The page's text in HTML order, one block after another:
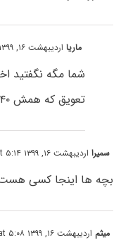
ماریااردیبهشت ۱۶, ۱۳۹۹ at ۵:۳۱ ب٫ظ
شما مگه نگفتید
تعویق که همش ۴۰ روزه
سمیرااردیبهشت ۱۶, ۱۳۹۹ at ۵:۱۴ ب٫ظ
بچه ها اینجا کسی هست
میثم اردیبهشت ۱۶, ۱۳۹۹ at ۵:۰۸ ب٫ظ